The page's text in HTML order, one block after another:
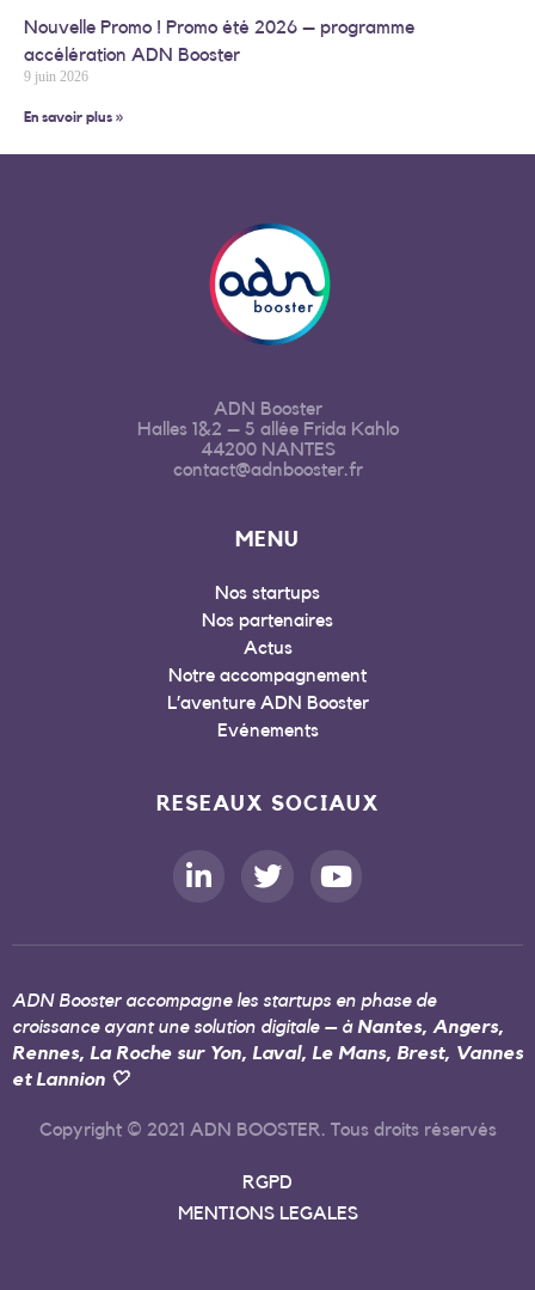
Nouvelle Promo ! Promo été 2026 – programme
accélération ADN Booster
9 juin 2026
En savoir plus »
ADN Booster
Halles 1&2 – 5 allée Frida Kahlo
44200 NANTES
contact@adnbooster.fr
MENU
Nos startups
Nos partenaires
Actus
Notre accompagnement
L’aventure ADN Booster
Evénements
RESEAUX SOCIAUX
ADN Booster accompagne les startups en phase de
croissance ayant une solution digitale – à Nantes, Angers,
Rennes, La Roche sur Yon, Laval, Le Mans, Brest, Vannes
et Lannion 🤍
Copyright © 2021 ADN BOOSTER. Tous droits réservés
RGPD
MENTIONS LEGALES